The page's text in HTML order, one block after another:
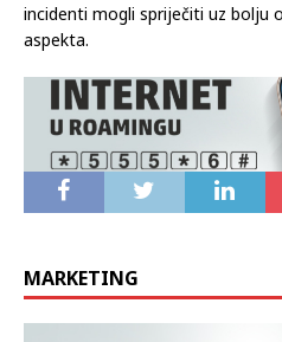
incidenti mogli spriječiti uz bolju
aspekta.
MARKETING